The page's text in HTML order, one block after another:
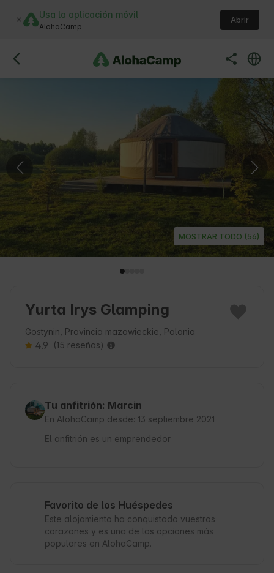
Usa la aplicación móvil
AlohaCamp
Abrir
MOSTRAR TODO (56)
Yurta Irys Glamping
Gostynin, Provincia mazowieckie, Polonia
4.9 (15 reseñas)
Tu anfitrión: Marcin
En AlohaCamp desde: 13 septiembre 2021
El anfitrión es un emprendedor
Favorito de los Huéspedes
Este alojamiento ha conquistado vuestros
corazones y es una de las opciones más
populares en AlohaCamp.